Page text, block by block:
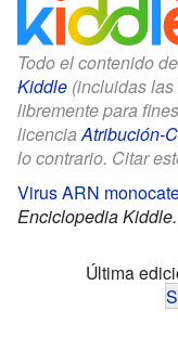
Todo el contenido
Kiddle (incluidas
libremente para
licenciaAtribución-
lo contrario. Citar
Virus ARN
Enciclopedia Kiddle.
Última